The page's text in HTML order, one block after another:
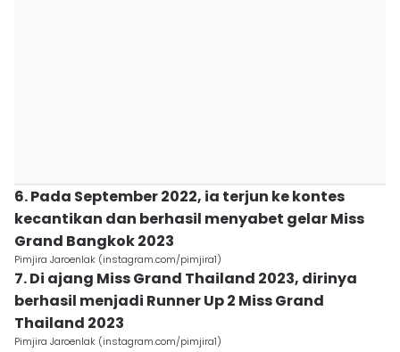
6. Pada September 2022, ia terjun ke kontes
kecantikan dan berhasil menyabet gelar Miss
Grand Bangkok 2023
Pimjira Jaroenlak (instagram.com/pimjira1)
7. Di ajang Miss Grand Thailand 2023, dirinya
berhasil menjadi Runner Up 2 Miss Grand
Thailand 2023
Pimjira Jaroenlak (instagram.com/pimjira1)